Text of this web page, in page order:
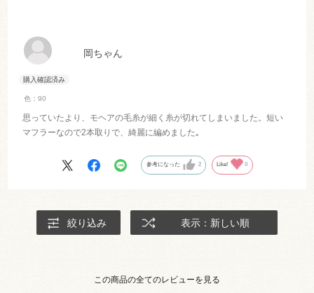
岡ちゃん
色：90
思っていたより、モヘアの毛糸が細く糸が切れてしまいました。短い
マフラーなので2本取りで、綺麗に編めました｡
参考になった 2 Like! 0
絞り込み 表示：新しい順
この商品の全てのレビューを見る